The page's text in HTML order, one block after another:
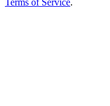
Terms of Service.